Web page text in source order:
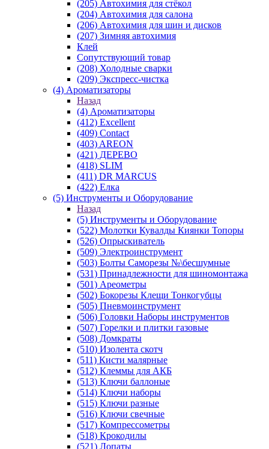
(205) Автохимия для стёкол
(204) Автохимия для салона
(206) Автохимия для шин и дисков
(207) Зимняя автохимия
Клей
Сопутствующий товар
(208) Холодные сварки
(209) Экспреcс-чистка
(4) Ароматизаторы
Назад
(4) Ароматизаторы
(412) Excellent
(409) Contact
(403) AREON
(421) ДЕРЕВО
(418) SLIM
(411) DR MARCUS
(422) Елка
(5) Инструменты и Оборудование
Назад
(5) Инструменты и Оборудование
(522) Молотки Кувалды Киянки Топоры
(526) Опрыскиватель
(509) Электроинструмент
(503) Болты Саморезы №\бесшумные
(531) Принадлежности для шиномонтажа
(501) Ареометры
(502) Бокорезы Клещи Тонкогубцы
(505) Пневмоинструмент
(506) Головки Наборы инструментов
(507) Горелки и плитки газовые
(508) Домкраты
(510) Изолента скотч
(511) Кисти малярные
(512) Клеммы для АКБ
(513) Ключи баллоные
(514) Ключи наборы
(515) Ключи разные
(516) Ключи свечные
(517) Компрессометры
(518) Крокодилы
(521) Лопаты